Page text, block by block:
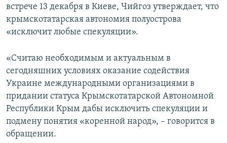
встрече 13 декабря в Киеве, Чийгоз утверждает, что
крымскотатарская автономия полуострова
«исключит любые спекуляции».
«Считаю необходимым и актуальным в
сегодняшних условиях оказание содействия
Украине международными организациями в
придании статуса Крымскотатарской Автономной
Республики Крым дабы исключить спекуляции и
подмену понятия «коренной народ», – говорится в
обращении.